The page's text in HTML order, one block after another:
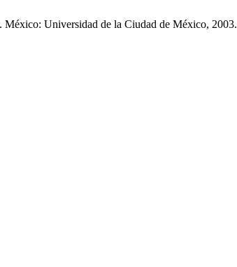
México: Universidad de la Ciudad de México, 2003.